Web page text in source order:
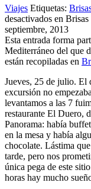
Viajes Etiquetas:
desactivados en
septiembre, 2013
Esta entrada forma
Mediterráneo del que
están recopiladas en
Jueves, 25 de julio. El
excursión no
levantamos a las 7
restaurante El Duero,
Panorama: había
en la mesa y había
chocolate. Lástima
tarde, pero nos
única pega de este
horas hay mucho